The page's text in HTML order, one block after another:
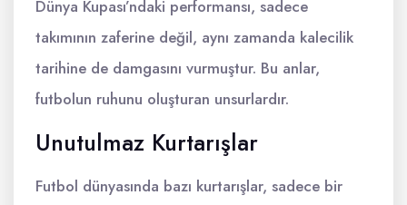
Dünya Kupası’ndaki performansı, sadece
takımının zaferine değil, aynı zamanda kalecilik
tarihine de damgasını vurmuştur. Bu anlar,
futbolun ruhunu oluşturan unsurlardır.
Unutulmaz Kurtarışlar
Futbol dünyasında bazı kurtarışlar, sadece bir